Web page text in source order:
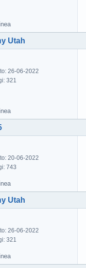
Utah
26-06-2022
321
20-06-2022
743
Utah
26-06-2022
321